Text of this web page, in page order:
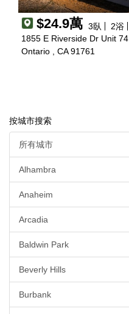
$24.9萬 3臥 2浴
1855 E Riverside Dr Unit 74
Ontario , CA 91761
按城市搜索
所有城市
Alhambra
Anaheim
Arcadia
Baldwin Park
Beverly Hills
Burbank